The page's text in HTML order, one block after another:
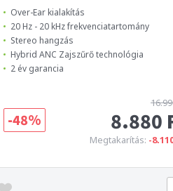
Over-Ear kialakítás
20 Hz - 20 kHz frekvenciatartomány
Stereo hangzás
Hybrid ANC Zajszűrő technológia
2 év garancia
8.880
Megtakarítás: -
-48%